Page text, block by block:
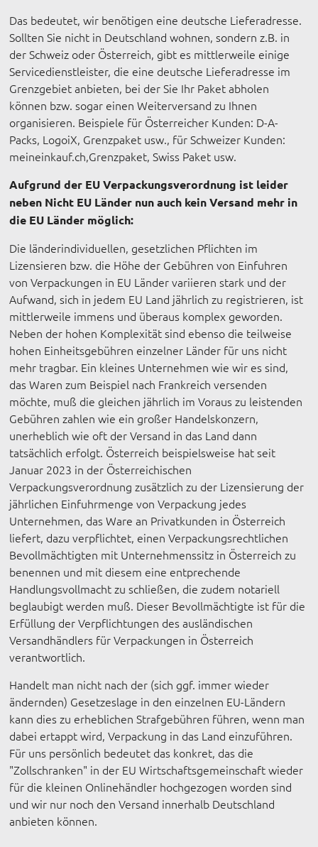
Das bedeutet, wir benötigen eine deutsche Lieferadresse.
Sollten Sie nicht in Deutschland wohnen, sondern z.B. in
der Schweiz oder Österreich, gibt es mittlerweile einige
Servicedienstleister, die eine deutsche Lieferadresse im
Grenzgebiet anbieten, bei der Sie Ihr Paket abholen
können bzw. sogar einen Weiterversand zu Ihnen
organisieren. Beispiele für Österreicher Kunden: D-A-
Packs, LogoiX, Grenzpaket usw., für Schweizer Kunden:
meineinkauf.ch,Grenzpaket, Swiss Paket usw.
Aufgrund der EU Verpackungsverordnung ist leider
neben Nicht EU Länder nun auch kein Versand mehr in
die EU Länder möglich:
Die länderindividuellen, gesetzlichen Pflichten im
Lizensieren bzw. die Höhe der Gebühren von Einfuhren
von Verpackungen in EU Länder variieren stark und der
Aufwand, sich in jedem EU Land jährlich zu registrieren, ist
mittlerweile immens und überaus komplex geworden.
Neben der hohen Komplexität sind ebenso die teilweise
hohen Einheitsgebühren einzelner Länder für uns nicht
mehr tragbar. Ein kleines Unternehmen wie wir es sind,
das Waren zum Beispiel nach Frankreich versenden
möchte, muß die gleichen jährlich im Voraus zu leistenden
Gebühren zahlen wie ein großer Handelskonzern,
unerheblich wie oft der Versand in das Land dann
tatsächlich erfolgt. Österreich beispielsweise hat seit
Januar 2023 in der Österreichischen
Verpackungsverordnung zusätzlich zu der Lizensierung der
jährlichen Einfuhrmenge von Verpackung jedes
Unternehmen, das Ware an Privatkunden in Österreich
liefert, dazu verpflichtet, einen Verpackungsrechtlichen
Bevollmächtigten mit Unternehmenssitz in Österreich zu
benennen und mit diesem eine entprechende
Handlungsvollmacht zu schließen, die zudem notariell
beglaubigt werden muß. Dieser Bevollmächtigte ist für die
Erfüllung der Verpflichtungen des ausländischen
Versandhändlers für Verpackungen in Österreich
verantwortlich.
Handelt man nicht nach der (sich ggf. immer wieder
ändernden) Gesetzeslage in den einzelnen EU-Ländern
kann dies zu erheblichen Strafgebühren führen, wenn man
dabei ertappt wird, Verpackung in das Land einzuführen.
Für uns persönlich bedeutet das konkret, das die
"Zollschranken" in der EU Wirtschaftsgemeinschaft wieder
für die kleinen Onlinehändler hochgezogen worden sind
und wir nur noch den Versand innerhalb Deutschland
anbieten können.